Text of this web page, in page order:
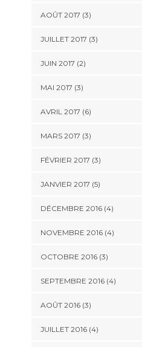
AOÛT 2017 (3)
JUILLET 2017 (3)
JUIN 2017 (2)
MAI 2017 (3)
AVRIL 2017 (6)
MARS 2017 (3)
FÉVRIER 2017 (3)
JANVIER 2017 (5)
DÉCEMBRE 2016(4)
NOVEMBRE 2016(4)
OCTOBRE 2016(3)
SEPTEMBRE 2016(4)
AOÛT 2016(3)
JUILLET 2016(4)